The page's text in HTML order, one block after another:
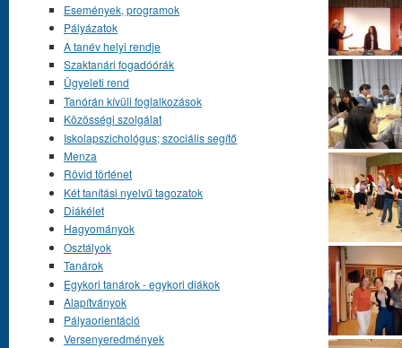
Események, programok
Pályázatok
A tanév helyi rendje
Szaktanári fogadóórák
Ügyeleti rend
Tanórán kívüli foglalkozások
Közösségi szolgálat
Iskolapszichológus; szociális segítő
Menza
Rövid történet
Két tanítási nyelvű tagozatok
Diákélet
Hagyományok
Osztályok
Tanárok
Egykori tanárok - egykori diákok
Alapítványok
Pályaorientáció
Versenyeredmények